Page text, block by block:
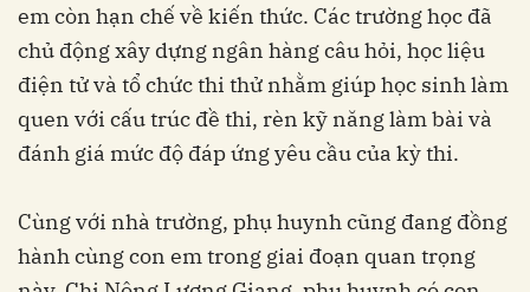
em còn hạn chế về kiến thức. Các trường học đã
chủ động xây dựng ngân hàng câu hỏi, học liệu
điện tử và tổ chức thi thử nhằm giúp học sinh làm
quen với cấu trúc đề thi, rèn kỹ năng làm bài và
đánh giá mức độ đáp ứng yêu cầu của kỳ thi.
Cùng với nhà trường, phụ huynh cũng đang đồng
hành cùng con em trong giai đoạn quan trọng